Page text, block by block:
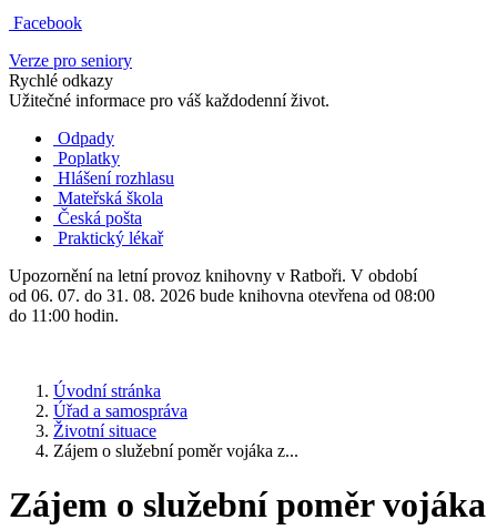
Facebook
Verze pro seniory
Rychlé odkazy
Užitečné informace pro váš každodenní život.
Odpady
Poplatky
Hlášení rozhlasu
Mateřská škola
Česká pošta
Praktický lékař
Upozornění na letní provoz knihovny v Ratboři. V období
od 06. 07. do 31. 08. 2026 bude knihovna otevřena od 08:00
do 11:00 hodin.
Úvodní stránka
Úřad a samospráva
Životní situace
Zájem o služební poměr vojáka z...
Zájem o služební poměr vojáka